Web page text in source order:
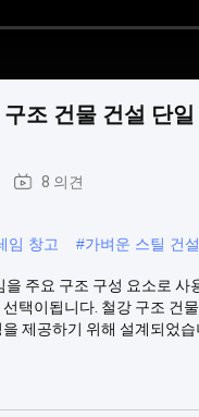
조 건물 건설 단
8 의견
임 창고 #가벼운 스틸 건설
주요 구조 구성 요소로
택이됩니다. 철강 구조 건
제공하기 위해 설계되었습